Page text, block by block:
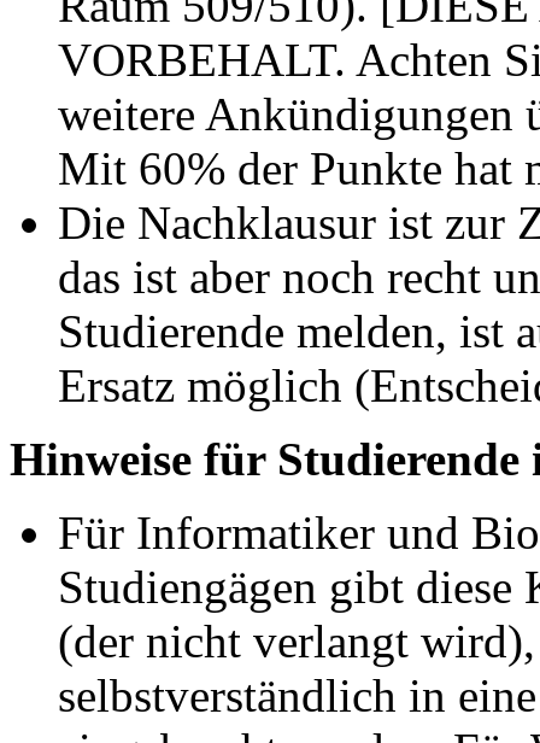
VORBEHALT. Achten
weitere Ankündigungen
Mit 60% der Punkte hat
Die Nachklausur ist zur
das ist aber noch recht
Studierende melden, ist
Ersatz möglich
Hinweise für
Für Informatiker und
Studiengägen gibt diese
(der nicht verlangt
selbstverständlich in